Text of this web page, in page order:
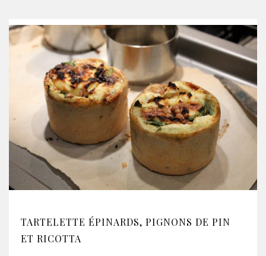
TARTELETTE ÉPINARDS, PIGNONS DE PIN
ET RICOTTA